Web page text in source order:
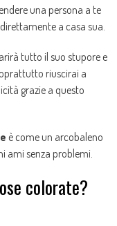
una persona a te
direttamente a casa sua.
tutto il suo stupore e
riuscirai a
grazie a questo
è come un arcobaleno
ami senza problemi.
colorate?